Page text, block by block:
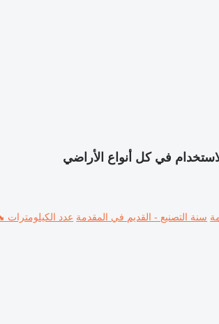
في كل أنواع الأراضي
سنة التصنيع - القديم في المقدمة عدد الكيلومترات